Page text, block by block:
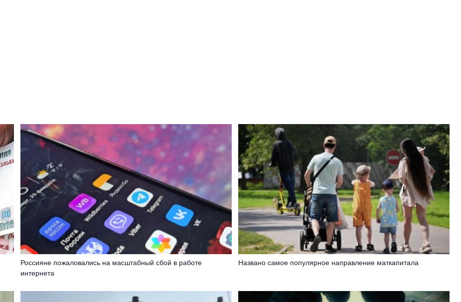
Россияне пожаловались на масштабный сбой в работе
интернета
Названо самое популярное направление маткапитала